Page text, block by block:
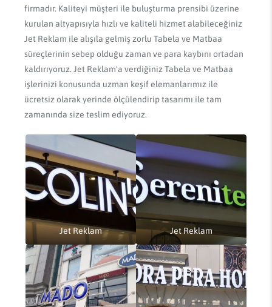
firmadır. Kaliteyi müşteri ile buluşturma prensibi üzerine
kurulan altyapısıyla hızlı ve kaliteli hizmet alabileceğiniz
Jet Reklam ile alışıla gelmiş zorlu Tabela ve Matbaa
süreçlerinin sebep olduğu zaman ve para kaybını ortadan
kaldırıyoruz. Jet Reklam'a verdiğiniz Tabela ve Matbaa
işlerinizi konusunda uzman keşif elemanlarımız ile
ücretsiz olarak yerinde ölçülendirip tasarımı ile tam
zamanında size teslim ediyoruz.
Jet Reklam Jet Reklam